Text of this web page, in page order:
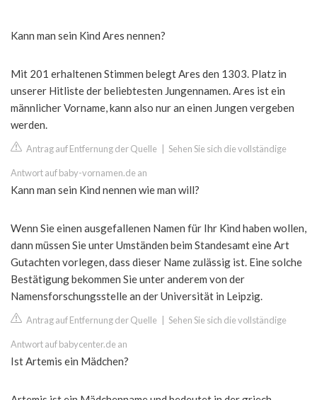
Kann man sein Kind Ares nennen?
Mit 201 erhaltenen Stimmen belegt Ares den 1303. Platz in
unserer Hitliste der beliebtesten Jungennamen. Ares ist ein
männlicher Vorname, kann also nur an einen Jungen vergeben
werden.
Antrag auf Entfernung der Quelle Sehen Sie sich die vollständige
Antwort auf baby-vornamen.de an
Kann man sein Kind nennen wie man will?
Wenn Sie einen ausgefallenen Namen für Ihr Kind haben wollen,
dann müssen Sie unter Umständen beim Standesamt eine Art
Gutachten vorlegen, dass dieser Name zulässig ist. Eine solche
Bestätigung bekommen Sie unter anderem von der
Namensforschungsstelle an der Universität in Leipzig.
Antrag auf Entfernung der Quelle Sehen Sie sich die vollständige
Antwort auf babycenter.de an
Ist Artemis ein Mädchen?